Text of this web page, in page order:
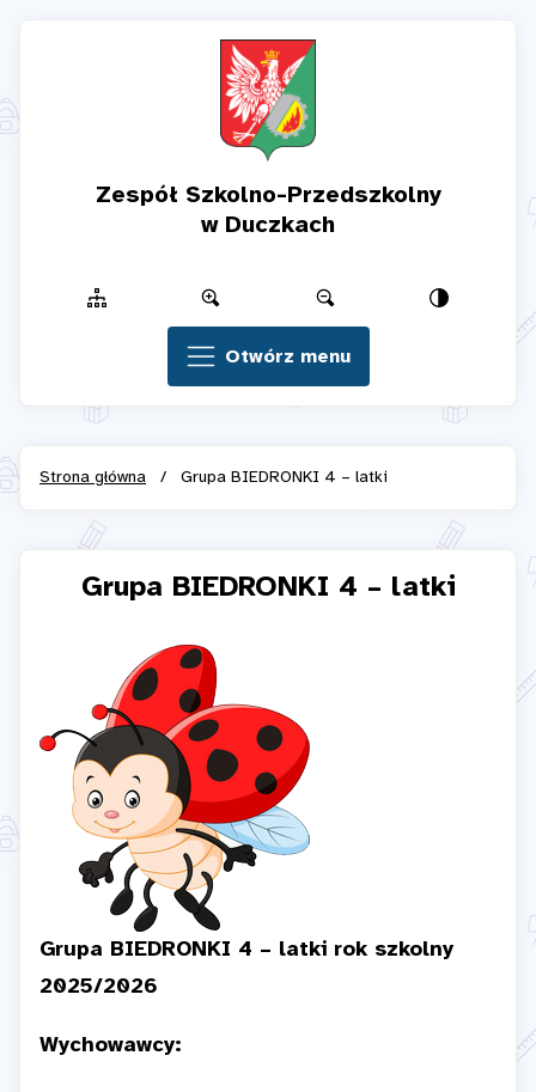
Zespół Szkolno-Przedszkolny
w Duczkach
Otwórz menu
Strona główna / Grupa BIEDRONKI 4 – latki
Grupa BIEDRONKI 4 – latki
Grupa BIEDRONKI 4 – latki rok szkolny
2025/2026
Wychowawcy: